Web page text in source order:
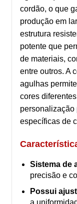
cordão, o que
produção em
estrutura
potente que
de materiais,
entre outros. A
agulhas
cores
personalização
específicas de
Sistema de
precisão e
Possui